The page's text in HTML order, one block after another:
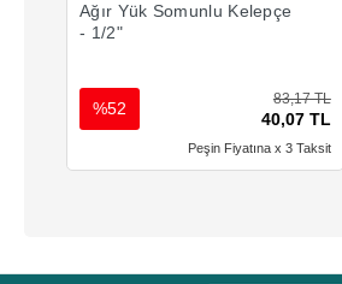
Ağır Yük Somunlu Kelepçe
- 1/2"
83,17 TL
40,07 TL
%52
Peşin Fiyatına x 3 Taksit